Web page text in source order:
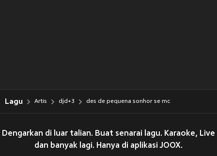
Lagu Artis djd+3 des de pequena sonhor se mc
Dengarkan di luar talian. Buat senarai lagu. Karaoke, Live
dan banyak lagi. Hanya di aplikasi JOOX.